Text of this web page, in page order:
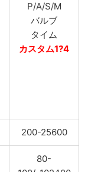
P/A/S/M
バルブ
タイム
カスタム1?4
200-25600
80-